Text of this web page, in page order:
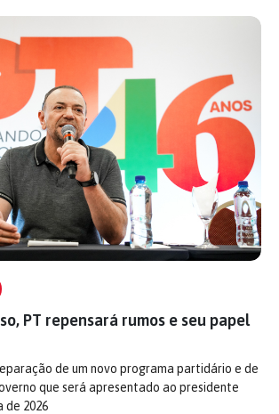
PT repensará rumos e seu papel
de um novo programa partidário e de
que será apresentado ao presidente
de 2026